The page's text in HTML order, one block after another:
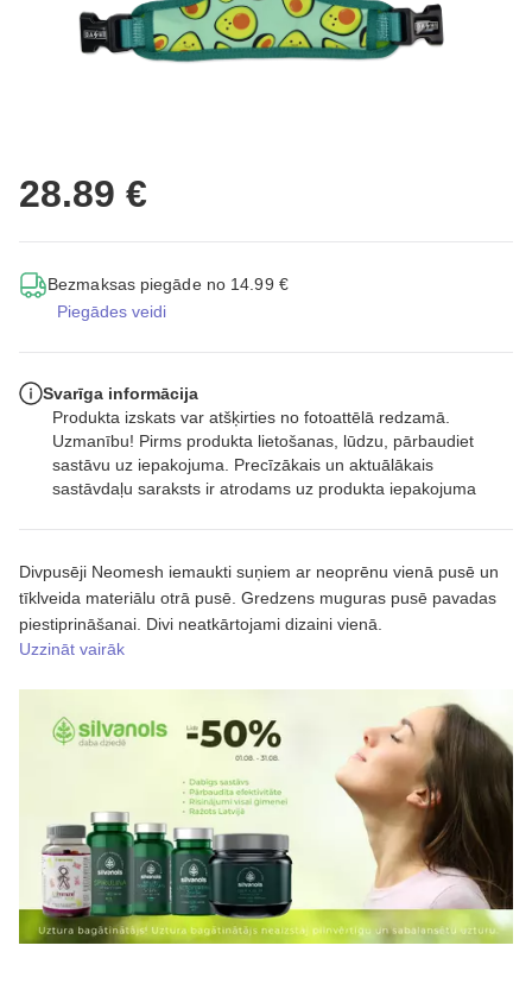
28.89 €
Bezmaksas piegāde no 14.99 €
Piegādes veidi
Divpusēji Neomesh iemaukti suņiem ar neoprēnu vienā pusē un
tīklveida materiālu otrā pusē. Gredzens muguras pusē pavadas
piestiprināšanai. Divi neatkārtojami dizaini vienā.
Uzzināt vairāk
Svarīga informācija
Produkta izskats var atšķirties no fotoattēlā redzamā.
Uzmanību! Pirms produkta lietošanas, lūdzu, pārbaudiet
sastāvu uz iepakojuma. Precīzākais un aktuālākais
sastāvdaļu saraksts ir atrodams uz produkta iepakojuma